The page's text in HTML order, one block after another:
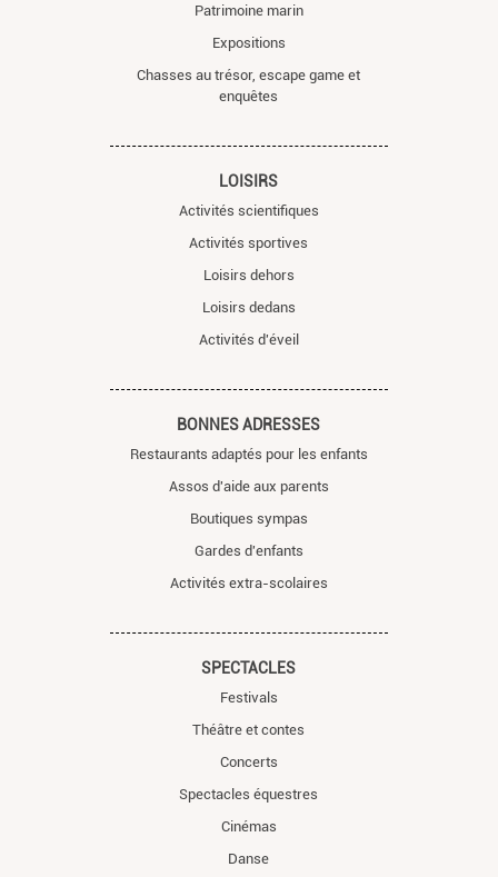
Patrimoine marin
Expositions
Chasses au trésor, escape game et
enquêtes
LOISIRS
Activités scientifiques
Activités sportives
Loisirs dehors
Loisirs dedans
Activités d'éveil
BONNES ADRESSES
Restaurants adaptés pour les enfants
Assos d'aide aux parents
Boutiques sympas
Gardes d'enfants
Activités extra-scolaires
SPECTACLES
Festivals
Théâtre et contes
Concerts
Spectacles équestres
Cinémas
Danse